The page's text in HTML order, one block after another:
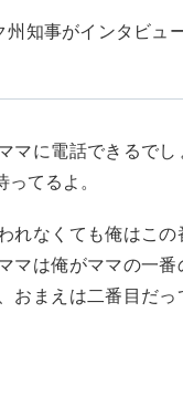
知事がインタビュ
マに電話できるでし
てるよ。
れなくても俺はこ
マは俺がママの一番
おまえは二番目だっ